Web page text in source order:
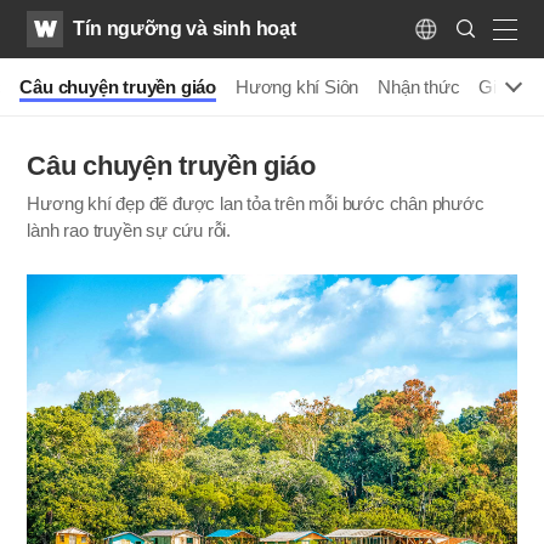
WATVTín ngưỡng và sinh hoạt
Language
Search
Submit
Câu chuyện truyền giáo Hương khí Siôn Nhận thức Giáo
Câu chuyện truyền giáo
Hương khí đẹp đẽ được lan tỏa trên mỗi bước chân phước
lành rao truyền sự cứu rỗi.